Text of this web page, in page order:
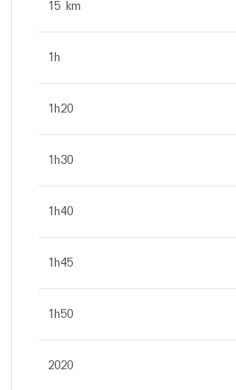
15 km
1h
1h20
1h30
1h40
1h45
1h50
2020